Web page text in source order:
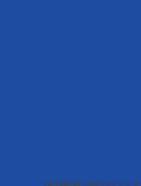
Our Lady of Guadalupe Church